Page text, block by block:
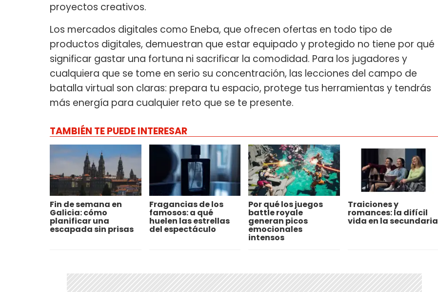
proyectos creativos.
Los mercados digitales como Eneba, que ofrecen ofertas en todo tipo de
productos digitales, demuestran que estar equipado y protegido no tiene por qué
significar gastar una fortuna ni sacrificar la comodidad. Para los jugadores y
cualquiera que se tome en serio su concentración, las lecciones del campo de
batalla virtual son claras: prepara tu espacio, protege tus herramientas y tendrás
más energía para cualquier reto que se te presente.
TAMBIÉN TE PUEDE INTERESAR
Fin de semana en
Galicia: cómo
planificar una
escapada sin prisas
Fragancias de los
famosos: a qué
huelen las estrellas
del espectáculo
Por qué los juegos
battle royale
generan picos
emocionales
intensos
Traiciones y
romances: la difícil
vida en la secundaria